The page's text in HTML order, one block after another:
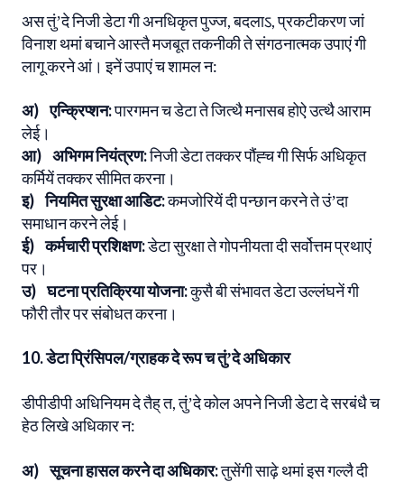
अस तुंʼदे निजी डेटा गी अनधिकृत पुज्ज, बदलाऽ, प्रकटीकरण जां
विनाश थमां बचाने आस्तै मजबूत तकनीकी ते संगठनात्मक उपाएं गी
लागू करने आं। इनें उपाएं च शामल न:
अ) एन्क्रिप्शन:पारगमन च डेटा ते जित्थै मनासब होऐ उत्थै आराम
लेई।
आ) अभिगम नियंत्रण:निजी डेटा तक्कर पौंह्च गी सिर्फ अधिकृत
कर्मियें तक्कर सीमित करना।
इ) नियमित सुरक्षा आडिट:कमजोरियें दी पन्छान करने ते उंʼदा
समाधान करने लेई।
ई) कर्मचारी प्रशिक्षण:डेटा सुरक्षा ते गोपनीयता दी सर्वोत्तम प्रथाएं
पर।
उ) घटना प्रतिक्रिया योजना:कुसै बी संभावत डेटा उल्लंघनें गी
फौरी तौर पर संबोधत करना।
10. डेटा प्रिंसिपल/ग्राहक दे रूप च तुंʼदे अधिकार
डीपीडीपी अधिनियम दे तैह् त, तुंʼदे कोल अपने निजी डेटा दे सरबंधै च
हेठ लिखे अधिकार न:
अ) सूचना हासल करने दा अधिकार:तुसेंगी साढ़े थमां इस गल्लै दी